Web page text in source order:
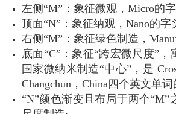
左侧“M”：象征微观，Micro的字
顶面“N”：象征纳观，Nano的字
右侧“M”：象征绿色制造，
底面“C”：象征“跨宏微尺度”
国家微纳米制造“中心”，是
Changchun，China四个英文单词
“N”颜色渐变且布局于两个“M”